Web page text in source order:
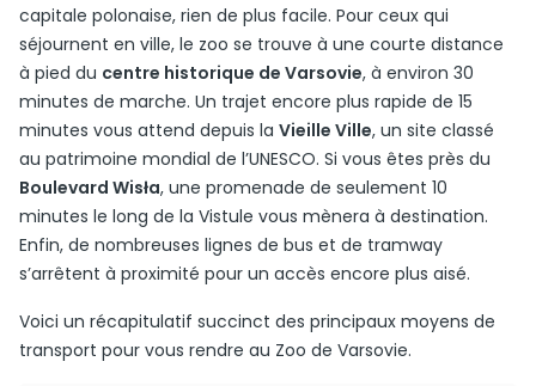
capitale polonaise, rien de plus facile. Pour ceux qui
séjournent en ville, le zoo se trouve à une courte distance
à pied du centre historique de Varsovie, à environ 30
minutes de marche. Un trajet encore plus rapide de 15
minutes vous attend depuis la Vieille Ville, un site classé
au patrimoine mondial de l’UNESCO. Si vous êtes près du
Boulevard Wisła, une promenade de seulement 10
minutes le long de la Vistule vous mènera à destination.
Enfin, de nombreuses lignes de bus et de tramway
s’arrêtent à proximité pour un accès encore plus aisé.
Voici un récapitulatif succinct des principaux moyens de
transport pour vous rendre au Zoo de Varsovie.